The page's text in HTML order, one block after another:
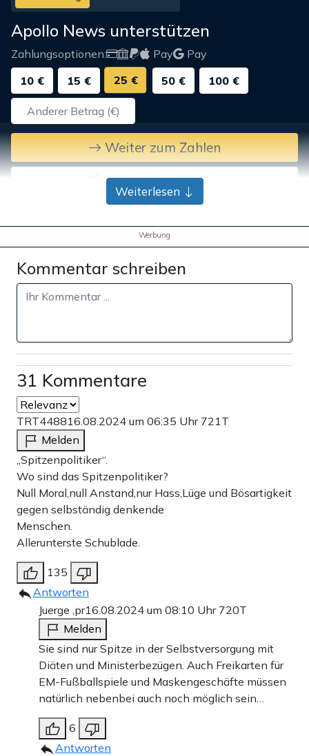
Apollo News unterstützen
Zahlungsoptionen: Pay
Pay
10 €
15 € 25 € 50 € 100 €
Weiter zum Zahlen
Bank-Überweisung
Weiterlesen
Werbung
Kommentar schreiben
31 Kommentare
TRT448816.08.2024 um 06:35 Uhr 721T
Melden
„Spitzenpolitiker“.
Wo sind das Spitzenpolitiker?
Null Moral,null Anstand,nur Hass,Lüge und Bösartigkeit
gegen selbständig denkende
Menschen.
Allerunterste Schublade.
135
Antworten
Juerge ,pr16.08.2024 um 08:10 Uhr 720T
Melden
Sie sind nur Spitze in der Selbstversorgung mit
Diäten und Ministerbezügen. Auch Freikarten für
EM-Fußballspiele und Maskengeschäfte müssen
natürlich nebenbei auch noch möglich sein…
6
Antworten